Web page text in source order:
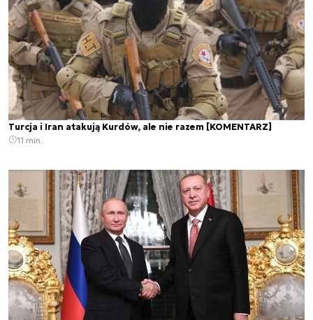
Turcja i Iran atakują Kurdów, ale nie razem [KOMENTARZ]
11 min.